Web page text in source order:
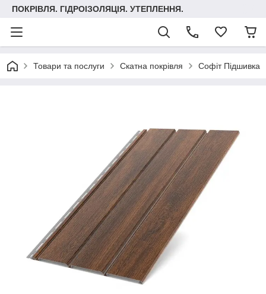
ПОКРІВЛЯ. ГІДРОІЗОЛЯЦІЯ. УТЕПЛЕННЯ.
Товари та послуги Скатна покрівля Софіт Підшивка